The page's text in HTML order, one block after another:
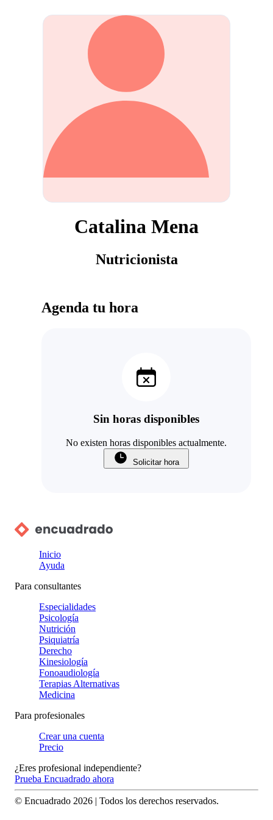
Catalina Mena
Nutricionista
Agenda tu hora
Sin horas disponibles
No existen horas disponibles actualmente.
Solicitar hora
Inicio
Ayuda
Para consultantes
Especialidades
Psicología
Nutrición
Psiquiatría
Derecho
Kinesiología
Fonoaudiología
Terapias Alternativas
Medicina
Para profesionales
Crear una cuenta
Precio
¿Eres profesional independiente?
Prueba Encuadrado ahora
© Encuadrado 2026 | Todos los derechos reservados.